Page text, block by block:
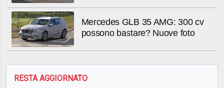
Mercedes GLB 35 AMG: 300 cv
possono bastare? Nuove foto
RESTA AGGIORNATO